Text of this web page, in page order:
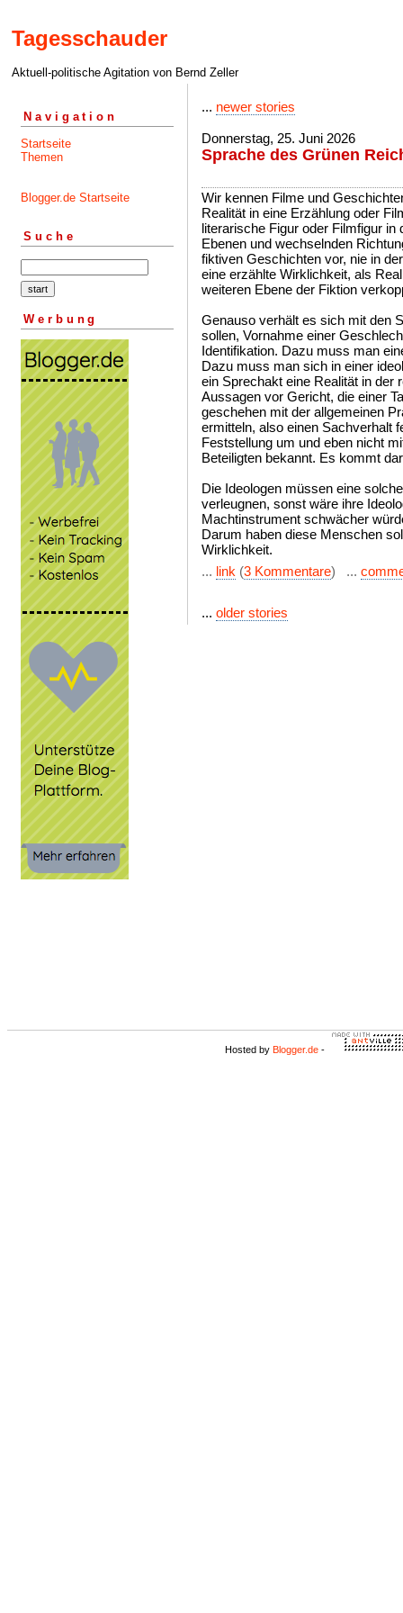
Tagesschauder
Aktuell-politische Agitation von Bernd Zeller
Navigation
Startseite
Themen
Blogger.de Startseite
Suche
Werbung
... newer stories
Donnerstag, 25. Juni 2026
Sprache des Grünen
Wir kennen Filme und
Realität in eine Erzählung oder
literarische Figur oder Filmfigur
Ebenen und wechselnden
fiktiven Geschichten vor, nie in
eine erzählte Wirklichkeit, als
weiteren Ebene der Fiktion
Genauso verhält es sich mit den
sollen, Vornahme einer
Identifikation. Dazu muss man
Dazu muss man sich in einer
ein Sprechakt eine Realität in der
Aussagen vor Gericht, die einer
geschehen mit der allgemeinen
ermitteln, also einen Sachverhalt
Feststellung um und eben nicht
Beteiligten bekannt. Es kommt
Die Ideologen müssen eine
verleugnen, sonst wäre ihre
Machtinstrument schwächer
Darum haben diese Menschen
Wirklichkeit.
... link (3 Kommentare) ...
... older stories
Hosted by Blogger.de -